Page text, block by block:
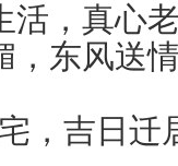
活，真
，东风送
，吉日